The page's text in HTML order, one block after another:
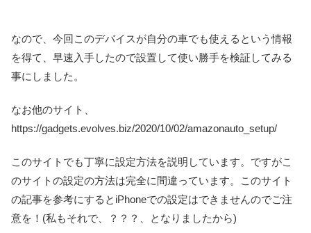
なので、今回このデバイスが自分の車でも使えるという情報
を得て、早速入手したので設置して使い勝手を検証してみる
事にしました。
なお他のサイト、
https://gadgets.evolves.biz/2020/10/02/amazonauto_setup/
このサイトでも丁寧に設定方法を説明しています。ですがこ
のサイトの設定の方法は完全に間違っています。このサイト
の記事を参考にするとiPhoneでの設定はできませんのでご注
意を！(私もそれで、？？？、となりましたから)